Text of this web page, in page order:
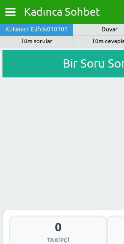
Kadınca Sohbet
Kullanıcı: Elifcik010101 Duvar
Tüm sorular
Tüm
Bir Soru
0
TAKIPÇI